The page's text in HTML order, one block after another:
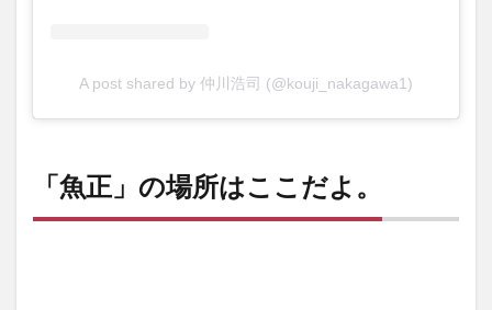
A post shared by 仲川浩司 (@kouji_nakagawa1)
「魚正」の場所はここだよ。